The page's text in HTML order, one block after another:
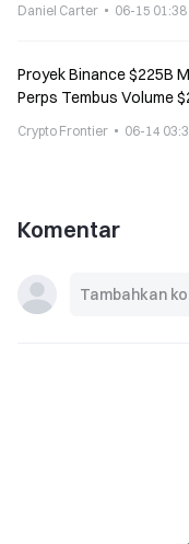
Daniel Carter 06-15 01:38
Proyek Binance $225B Mencatat Tahun IPO AS sebagai Pra-IPO,
Perps Tembus Volume
Crypto Frontier 06-14
Komentar